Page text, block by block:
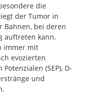
die
der Tumor in
Bahnen, bei deren
auftreten kann.
immer mit
evozierten
(SEP), D-
und